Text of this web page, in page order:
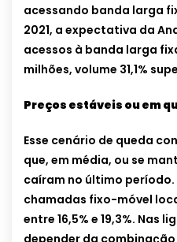
acessando banda larga
2021, a expectativa da
acessos à banda larga
milhões, volume 31,1%
Preços estáveis ou em
Esse cenário de queda
que, em média, ou se
caíram no último
chamadas fixo-móvel
entre 16,5% e 19,3%. Nas